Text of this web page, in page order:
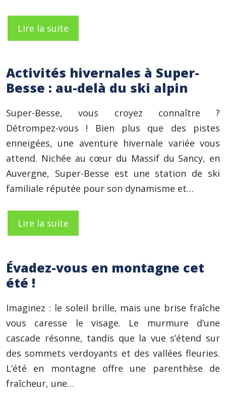
Lire la suite
Activités hivernales à Super-
Besse : au-delà du ski alpin
Super-Besse, vous croyez connaître ?
Détrompez-vous ! Bien plus que des pistes
enneigées, une aventure hivernale variée vous
attend. Nichée au cœur du Massif du Sancy, en
Auvergne, Super-Besse est une station de ski
familiale réputée pour son dynamisme et…
Lire la suite
Évadez-vous en montagne cet
été !
Imaginez : le soleil brille, mais une brise fraîche
vous caresse le visage. Le murmure d’une
cascade résonne, tandis que la vue s’étend sur
des sommets verdoyants et des vallées fleuries.
L’été en montagne offre une parenthèse de
fraîcheur, une…